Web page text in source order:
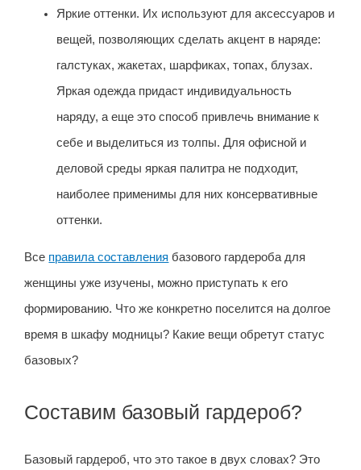
Яркие оттенки. Их используют для аксессуаров и
вещей, позволяющих сделать акцент в наряде:
галстуках, жакетах, шарфиках, топах, блузах.
Яркая одежда придаст индивидуальность
наряду, а еще это способ привлечь внимание к
себе и выделиться из толпы. Для офисной и
деловой среды яркая палитра не подходит,
наиболее применимы для них консервативные
оттенки.
Все правила составления базового гардероба для
женщины уже изучены, можно приступать к его
формированию. Что же конкретно поселится на долгое
время в шкафу модницы? Какие вещи обретут статус
базовых?
Составим базовый гардероб?
Базовый гардероб, что это такое в двух словах? Это